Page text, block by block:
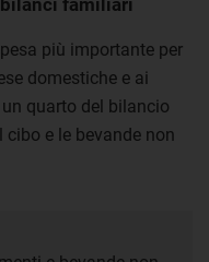
più importante per
domestiche e ai
quarto del bilancio
e le bevande non